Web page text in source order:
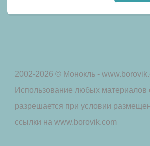
2002-2026 © Монокль -
Использование любых материалов
разрешается при условии
ссылки на www.borovik.com